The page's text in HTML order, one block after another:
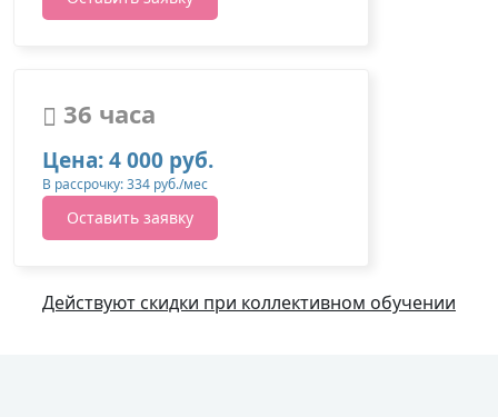
36 часа
Цена: 4 000 руб.
В рассрочку: 334 руб./мес
Оставить заявку
Действуют скидки при коллективном обучении